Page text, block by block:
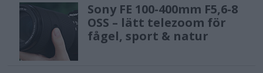
Sony FE 100-400mm F5,6-8
OSS – lätt telezoom för
fågel, sport & natur